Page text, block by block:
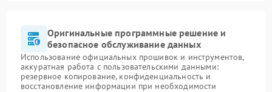
Оригинальные программные решение и
безопасное обслуживание данных
Использование официальных прошивок и инструментов,
аккуратная работа с пользовательскими данными:
резервное копирование, конфиденциальность и
восстановление информации при необходимости